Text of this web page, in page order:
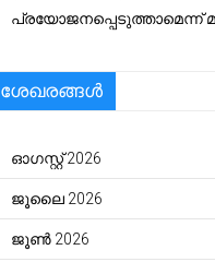
പ്രയോജനപ്പെടുത്താമെന്ന്
ശേഖരങ്ങൾ
ഓഗസ്റ്റ്‌ 2026
ജൂലൈ 2026
ജൂൺ 2026